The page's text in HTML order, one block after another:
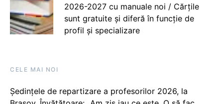
2026-2027 cu manuale noi / Cărțile
sunt gratuite și diferă în funcție de
profil și specializare
CELE MAI NOI
Ședințele de repartizare a profesorilor 2026, la